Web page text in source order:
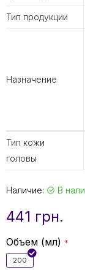
Тип продукции
Назначение
Тип кожи
головы
Наличие: В
441 грн.
Объем (мл)
200